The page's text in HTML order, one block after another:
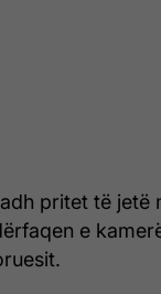
pritet të jetë
e